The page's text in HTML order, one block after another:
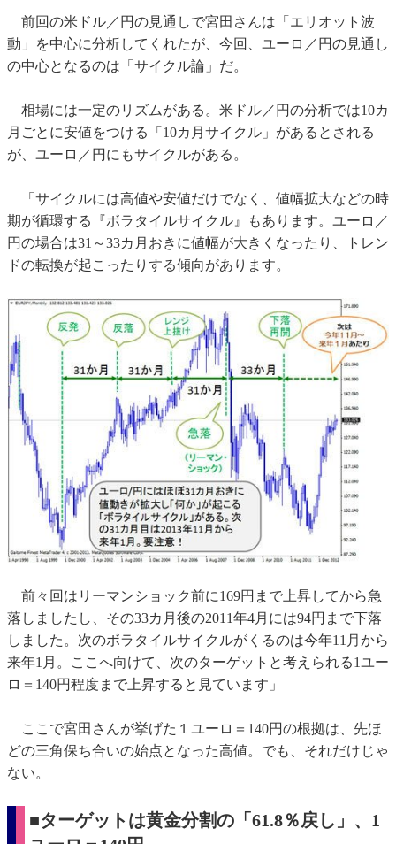
前回の米ドル／円の見通しで宮田さんは「エリオット波
動」を中心に分析してくれたが、今回、ユーロ／円の見通し
の中心となるのは「サイクル論」だ。
相場には一定のリズムがある。米ドル／円の分析では10カ
月ごとに安値をつける「10カ月サイクル」があるとされる
が、ユーロ／円にもサイクルがある。
「サイクルには高値や安値だけでなく、値幅拡大などの時
期が循環する『ボラタイルサイクル』もあります。ユーロ／
円の場合は31～33カ月おきに値幅が大きくなったり、トレン
ドの転換が起こったりする傾向があります。
前々回はリーマンショック前に169円まで上昇してから急
落しましたし、その33カ月後の2011年4月には94円まで下落
しました。次のボラタイルサイクルがくるのは今年11月から
来年1月。ここへ向けて、次のターゲットと考えられる1ユー
ロ＝140円程度まで上昇すると見ています」
ここで宮田さんが挙げた１ユーロ＝140円の根拠は、先ほ
どの三角保ち合いの始点となった高値。でも、それだけじゃ
ない。
■ターゲットは黄金分割の「61.8％戻し」、1